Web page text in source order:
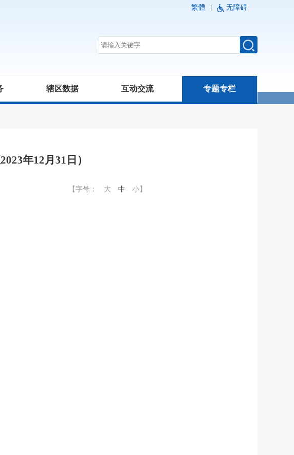
繁體 无障碍
辖区数据 互动交流 专题专栏
年12月31日）
【字号： 大 中 小 】